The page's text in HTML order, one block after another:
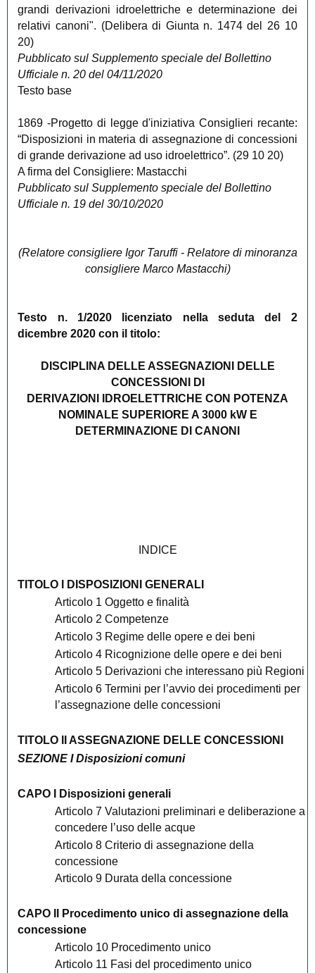
grandi derivazioni idroelettriche e determinazione dei
relativi canoni". (Delibera di Giunta n. 1474 del 26 10
20)
Pubblicato sul Supplemento speciale del Bollettino
Ufficiale n. 20 del 04/11/2020
Testo base
1869 -Progetto di legge d'iniziativa Consiglieri recante:
“Disposizioni in materia di assegnazione di concessioni
di grande derivazione ad uso idroelettrico”. (29 10 20)
A firma del Consigliere: Mastacchi
Pubblicato sul Supplemento speciale del Bollettino
Ufficiale n. 19 del 30/10/2020
(Relatore consigliere Igor Taruffi - Relatore di minoranza
consigliere Marco Mastacchi)
Testo n. 1/2020 licenziato nella seduta del 2
dicembre 2020 con il titolo:
DISCIPLINA DELLE ASSEGNAZIONI DELLE
CONCESSIONI DI
DERIVAZIONI IDROELETTRICHE CON POTENZA
NOMINALE SUPERIORE A 3000 kW E
DETERMINAZIONE DI CANONI
INDICE
TITOLO I DISPOSIZIONI GENERALI
Articolo 1 Oggetto e finalità
Articolo 2 Competenze
Articolo 3 Regime delle opere e dei beni
Articolo 4 Ricognizione delle opere e dei beni
Articolo 5 Derivazioni che interessano più Regioni
Articolo 6 Termini per l’avvio dei procedimenti per
l’assegnazione delle concessioni
TITOLO II ASSEGNAZIONE DELLE CONCESSIONI
SEZIONE I Disposizioni comuni
CAPO I Disposizioni generali
Articolo 7 Valutazioni preliminari e deliberazione a
concedere l’uso delle acque
Articolo 8 Criterio di assegnazione della
concessione
Articolo 9 Durata della concessione
CAPO II Procedimento unico di assegnazione della
concessione
Articolo 10 Procedimento unico
Articolo 11 Fasi del procedimento unico